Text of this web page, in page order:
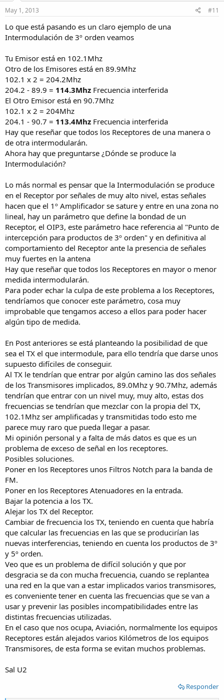
May 1, 2013 #11
Lo que está pasando es un claro ejemplo de una
Intermodulación de 3º orden veamos
Tu Emisor está en 102.1Mhz
Otro de los Emisores está en 89.9Mhz
102.1 x 2 = 204.2Mhz
204.2 - 89.9 = 114.3Mhz Frecuencia interferida
El Otro Emisor está en 90.7Mhz
102.1 x 2 = 204Mhz
204.1 - 90.7 = 113.4Mhz Frecuencia interferida
Hay que reseñar que todos los Receptores de una manera o
de otra intermodularán.
Ahora hay que preguntarse ¿Dónde se produce la
Intermodulación?
Lo más normal es pensar que la Intermodulación se produce
en el Receptor por señales de muy alto nivel, estas señales
hacen que el 1º Amplificador se sature y entre en una zona no
lineal, hay un parámetro que define la bondad de un
Receptor, el OIP3, este parámetro hace referencia al "Punto de
intercepción para productos de 3º orden" y en definitiva al
comportamiento del Receptor ante la presencia de señales
muy fuertes en la antena
Hay que reseñar que todos los Receptores en mayor o menor
medida intermodularán.
Para poder echar la culpa de este problema a los Receptores,
tendríamos que conocer este parámetro, cosa muy
improbable que tengamos acceso a ellos para poder hacer
algún tipo de medida.
En Post anteriores se está planteando la posibilidad de que
sea el TX el que intermodule, para ello tendría que darse unos
supuesto difíciles de conseguir.
Al TX le tendrían que entrar por algún camino las dos señales
de los Transmisores implicados, 89.0Mhz y 90.7Mhz, además
tendrían que entrar con un nivel muy, muy alto, estas dos
frecuencias se tendrían que mezclar con la propia del TX,
102.1Mhz ser amplificadas y transmitidas todo esto me
parece muy raro que pueda llegar a pasar.
Mi opinión personal y a falta de más datos es que es un
problema de exceso de señal en los receptores.
Posibles soluciones.
Poner en los Receptores unos Filtros Notch para la banda de
FM.
Poner en los Receptores Atenuadores en la entrada.
Bajar la potencia a los TX.
Alejar los TX del Receptor.
Cambiar de frecuencia los TX, teniendo en cuenta que habría
que calcular las frecuencias en las que se producirían las
nuevas interferencias, teniendo en cuenta los productos de 3º
y 5º orden.
Veo que es un problema de difícil solución y que por
desgracia se da con mucha frecuencia, cuando se replantea
una red en la que van a estar implicados varios transmisores,
es conveniente tener en cuenta las frecuencias que se van a
usar y prevenir las posibles incompatibilidades entre las
distintas frecuencias utilizadas.
En el caso que nos ocupa, Aviación, normalmente los equipos
Receptores están alejados varios Kilómetros de los equipos
Transmisores, de esta forma se evitan muchos problemas.
Sal U2
Responder